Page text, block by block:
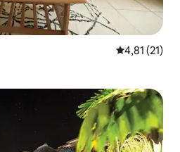
Prosečna
4,81 (21)